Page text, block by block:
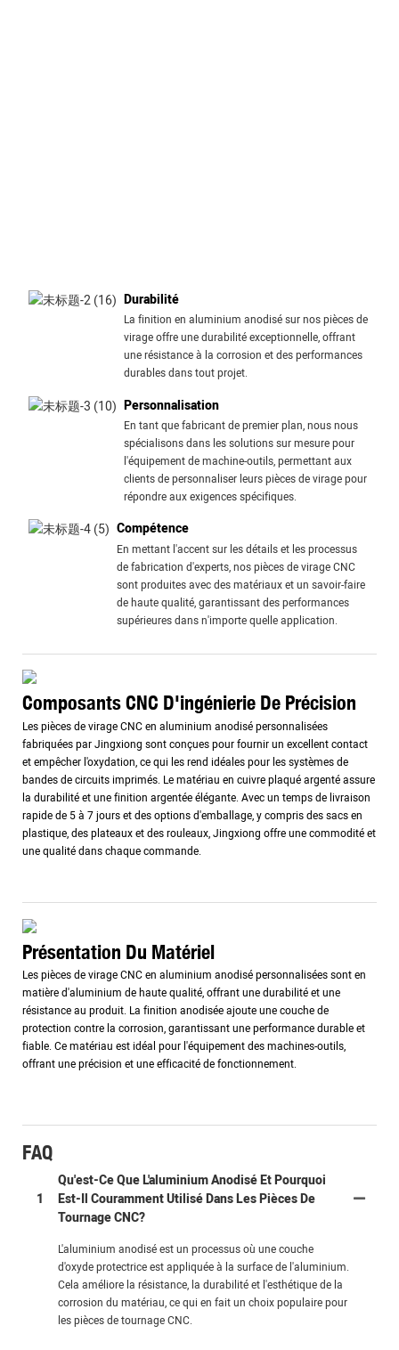
Durabilité
La finition en aluminium anodisé sur nos pièces de
virage offre une durabilité exceptionnelle, offrant
une résistance à la corrosion et des performances
durables dans tout projet.
Personnalisation
En tant que fabricant de premier plan, nous nous
spécialisons dans les solutions sur mesure pour
l'équipement de machine-outils, permettant aux
clients de personnaliser leurs pièces de virage pour
répondre aux exigences spécifiques.
Compétence
En mettant l'accent sur les détails et les processus
de fabrication d'experts, nos pièces de virage CNC
sont produites avec des matériaux et un savoir-faire
de haute qualité, garantissant des performances
supérieures dans n'importe quelle application.
Composants CNC D'ingénierie De Précision
Les pièces de virage CNC en aluminium anodisé personnalisées
fabriquées par Jingxiong sont conçues pour fournir un excellent contact
et empêcher l'oxydation, ce qui les rend idéales pour les systèmes de
bandes de circuits imprimés. Le matériau en cuivre plaqué argenté assure
la durabilité et une finition argentée élégante. Avec un temps de livraison
rapide de 5 à 7 jours et des options d'emballage, y compris des sacs en
plastique, des plateaux et des rouleaux, Jingxiong offre une commodité et
une qualité dans chaque commande.
Présentation Du Matériel
Les pièces de virage CNC en aluminium anodisé personnalisées sont en
matière d'aluminium de haute qualité, offrant une durabilité et une
résistance au produit. La finition anodisée ajoute une couche de
protection contre la corrosion, garantissant une performance durable et
fiable. Ce matériau est idéal pour l'équipement des machines-outils,
offrant une précision et une efficacité de fonctionnement.
FAQ
1
Qu'est-Ce Que L'aluminium Anodisé Et Pourquoi
Est-Il Couramment Utilisé Dans Les Pièces De
Tournage CNC?
L'aluminium anodisé est un processus où une couche
d'oxyde protectrice est appliquée à la surface de l'aluminium.
Cela améliore la résistance, la durabilité et l'esthétique de la
corrosion du matériau, ce qui en fait un choix populaire pour
les pièces de tournage CNC.